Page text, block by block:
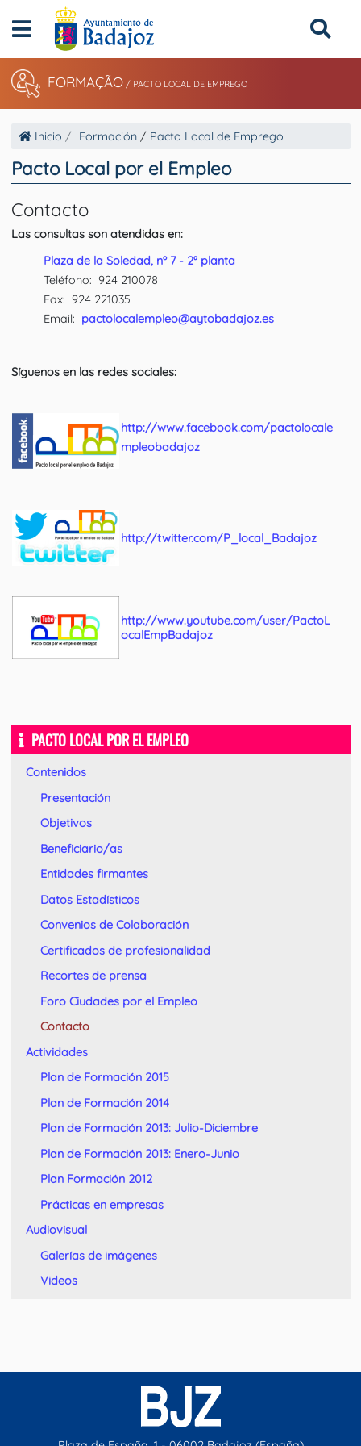
FORMAÇÃO / PACTO LOCAL DE EMPREGO
Inicio Formación/ Pacto Local de Emprego
Pacto Local por el Empleo
Contacto
Las consultas son atendidas en:
Plaza de la Soledad, nº 7 - 2ª planta
Teléfono: 924 210078
Fax: 924 221035
Email: pactolocalempleo@aytobadajoz.es
Síguenos en las redes sociales:
http://www.facebook.com/pactolocale
mpleobadajoz
http://twitter.com/P_local_Badajoz
http://www.youtube.com/user/PactoL
ocalEmpBadajoz
PACTO LOCAL POR EL EMPLEO
Contenidos
Presentación
Objetivos
Beneficiario/as
Entidades firmantes
Datos Estadísticos
Convenios de Colaboración
Certificados de profesionalidad
Recortes de prensa
Foro Ciudades por el Empleo
Contacto
Actividades
Plan de Formación 2015
Plan de Formación 2014
Plan de Formación 2013: Julio-Diciembre
Plan de Formación 2013: Enero-Junio
Plan Formación 2012
Prácticas en empresas
Audiovisual
Galerías de imágenes
Videos